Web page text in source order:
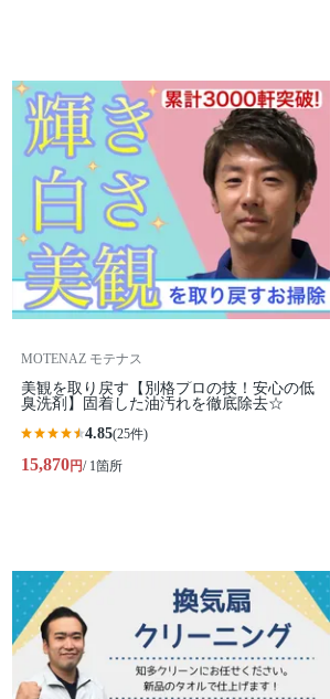
MOTENAZ モテナス
美観を取り戻す【別格プロの技！安心の低
臭洗剤】固着した油汚れを徹底除去☆
4.85(25件)
15,870円/ 1箇所